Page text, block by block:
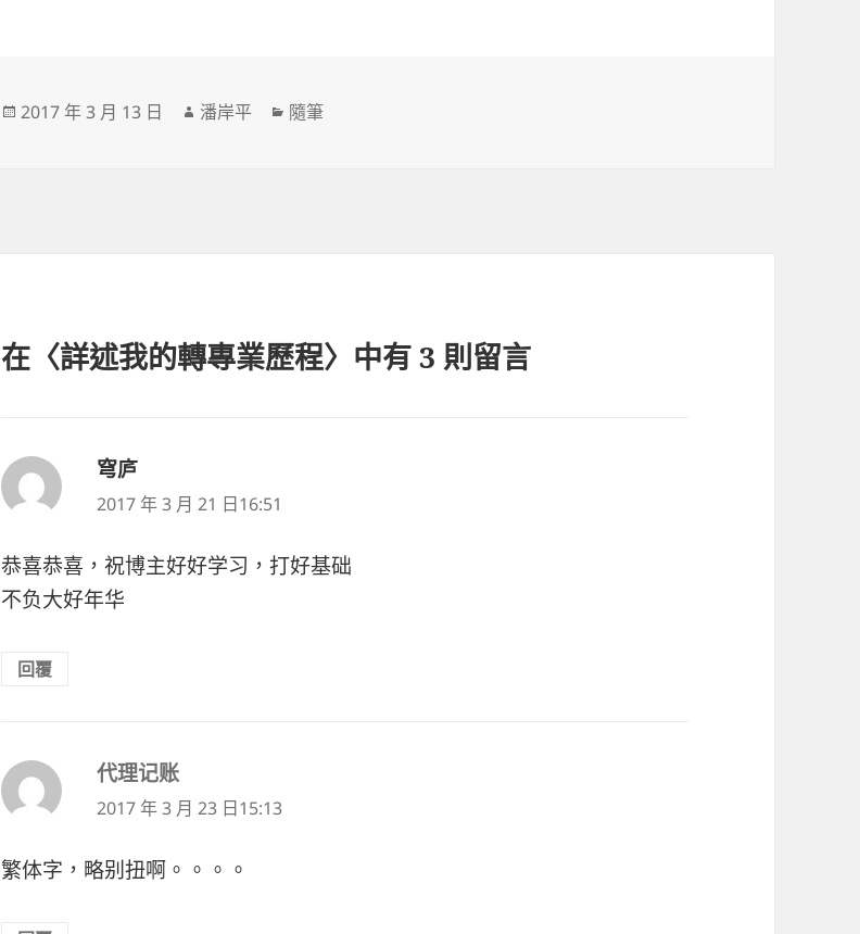
發
2017 年 3 月 13 日
作
潘岸平
分
隨筆
在〈詳述我的轉專業歷程〉中有 3 則留言
穹庐
示:
2017 年 3 月 21 日16:51
恭喜恭喜，祝博主好好学习，打好基础
不负大好年华
回覆
代理记账
示:
2017 年 3 月 23 日15:13
繁体字，略别扭啊。。。。